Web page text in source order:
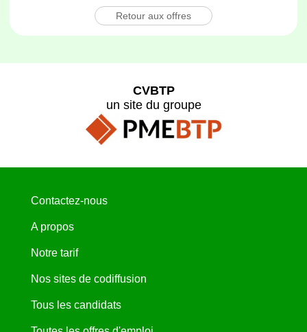
Retour aux offres
CVBTP
un site du groupe
Contactez-nous
A propos
Notre tarif
Nos sites de codiffusion
Tous les candidats